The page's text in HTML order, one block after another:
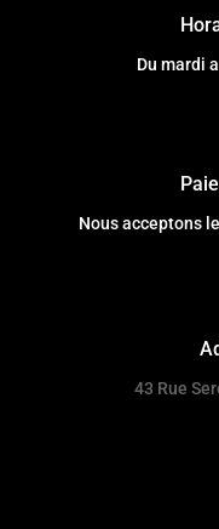
Du mardi
Nous acceptons
43 Rue